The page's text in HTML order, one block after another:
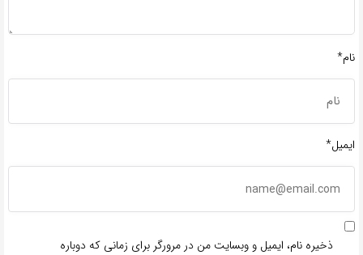
نام*
ایمیل*
ذخیره نام، ایمیل و وبسایت من در مرورگر برای زمانی که دوباره